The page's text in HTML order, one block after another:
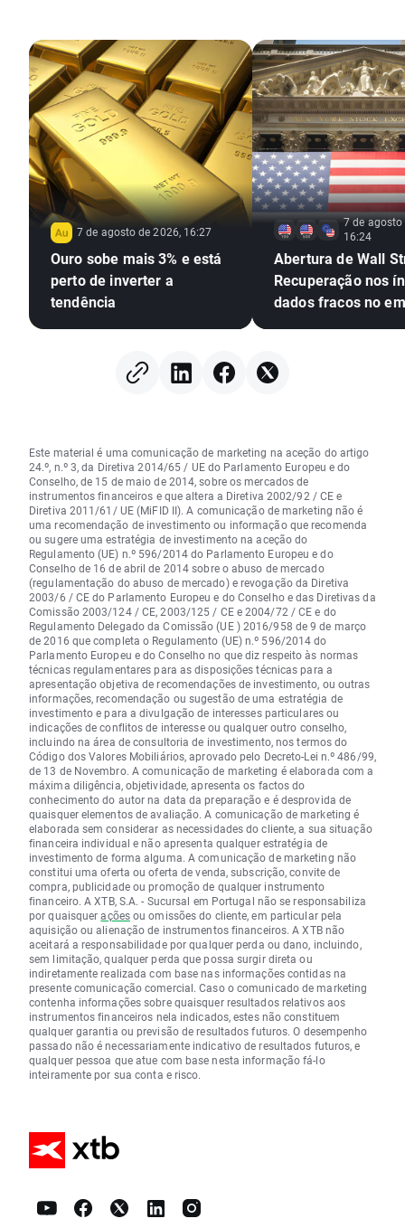
7 de agosto de 2026, 16:27
Ouro sobe mais 3% e está
perto de inverter a
tendência
7 de agosto
16:24
Abertura de Wall
Recuperação nos
dados fracos no
Este material é uma comunicação de marketing na aceção do artigo
24.º, n.º 3, da Diretiva 2014/65 / UE do Parlamento Europeu e do
Conselho, de 15 de maio de 2014, sobre os mercados de
instrumentos financeiros e que altera a Diretiva 2002/92 / CE e
Diretiva 2011/61/ UE (MiFID II). A comunicação de marketing não é
uma recomendação de investimento ou informação que recomenda
ou sugere uma estratégia de investimento na aceção do
Regulamento (UE) n.º 596/2014 do Parlamento Europeu e do
Conselho de 16 de abril de 2014 sobre o abuso de mercado
(regulamentação do abuso de mercado) e revogação da Diretiva
2003/6 / CE do Parlamento Europeu e do Conselho e das Diretivas da
Comissão 2003/124 / CE, 2003/125 / CE e 2004/72 / CE e do
Regulamento Delegado da Comissão (UE ) 2016/958 de 9 de março
de 2016 que completa o Regulamento (UE) n.º 596/2014 do
Parlamento Europeu e do Conselho no que diz respeito às normas
técnicas regulamentares para as disposições técnicas para a
apresentação objetiva de recomendações de investimento, ou outras
informações, recomendação ou sugestão de uma estratégia de
investimento e para a divulgação de interesses particulares ou
indicações de conflitos de interesse ou qualquer outro conselho,
incluindo na área de consultoria de investimento, nos termos do
Código dos Valores Mobiliários, aprovado pelo Decreto-Lei n.º 486/99,
de 13 de Novembro. A comunicação de marketing é elaborada com a
máxima diligência, objetividade, apresenta os factos do
conhecimento do autor na data da preparação e é desprovida de
quaisquer elementos de avaliação. A comunicação de marketing é
elaborada sem considerar as necessidades do cliente, a sua situação
financeira individual e não apresenta qualquer estratégia de
investimento de forma alguma. A comunicação de marketing não
constitui uma oferta ou oferta de venda, subscrição, convite de
compra, publicidade ou promoção de qualquer instrumento
financeiro. A XTB, S.A. - Sucursal em Portugal não se responsabiliza
por quaisqueraçõesou omissões do cliente, em particular pela
aquisição ou alienação de instrumentos financeiros. A XTB não
aceitará a responsabilidade por qualquer perda ou dano, incluindo,
sem limitação, qualquer perda que possa surgir direta ou
indiretamente realizada com base nas informações contidas na
presente comunicação comercial. Caso o comunicado de marketing
contenha informações sobre quaisquer resultados relativos aos
instrumentos financeiros nela indicados, estes não constituem
qualquer garantia ou previsão de resultados futuros. O desempenho
passado não é necessariamente indicativo de resultados futuros, e
qualquer pessoa que atue com base nesta informação fá-lo
inteiramente por sua conta e risco.